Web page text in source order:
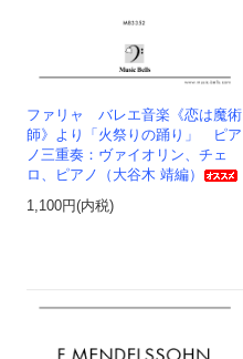
ファリャ バレエ音楽《恋は魔術
師》より「火祭りの踊り」 ピア
ノ三重奏：ヴァイオリン、チェ
ロ、ピアノ（大谷木 靖編）
1,100円(内税)